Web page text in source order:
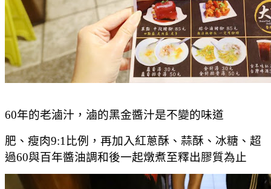
60年的老滷汁，滷的黑金醬汁是不變的味道
肥、瘦肉9:1比例，再加入紅蔥酥、蒜酥、冰糖、超
過60與百年醬油調和後一起燉煮至釋出膠質為止